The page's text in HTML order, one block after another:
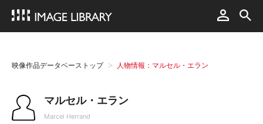
映像作品データベーストップ 人物情報：マルセル・エラン
マルセル・エラン
Marcel Herrand